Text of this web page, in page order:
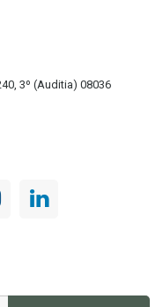
3º (Auditia) 08036